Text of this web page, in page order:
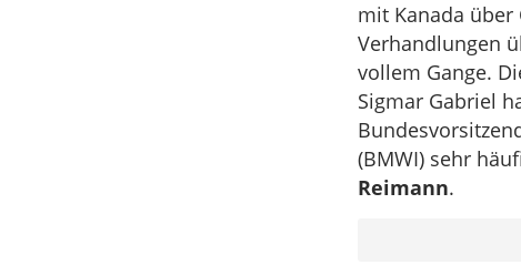
mit Kanada über
Verhandlungen
vollem Gange.
Sigmar Gabriel
(BMWI) sehr
Reimann.